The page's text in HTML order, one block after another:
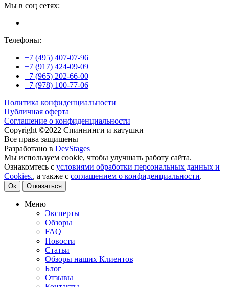
Мы в соц сетях:
Телефоны:
+7 (495) 407-07-96
+7 (917) 424-09-09
+7 (965) 202-66-00
+7 (978) 100-77-06
Политика конфиденциальности
Публичная оферта
Соглашение о конфиденциальности
Copyright ©2022 Спиннинги и катушки
Все права защищены
Разработано в DevStages
Мы используем cookie, чтобы улучшать работу сайта.
Ознакомтесь с условиями обработки персональных данных и
Cookies., а также с соглашением о конфиденциальности.
Ок Отказаться
Меню
Эксперты
Обзоры
FAQ
Новости
Статьи
Обзоры наших Клиентов
Блог
Отзывы